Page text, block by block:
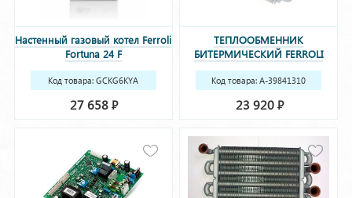
Настенный газовый котел Ferroli
Fortuna 24 F
Код товара: GCKG6KYA
27 658Р
ТЕПЛООБМЕННИК
БИТЕРМИЧЕСКИЙ FERROLI
39841310 (37405620)
Код товара: A-39841310
23 920 Р